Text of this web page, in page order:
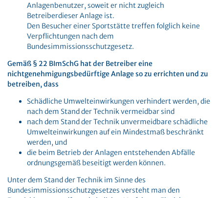
Anlagenbenutzer, soweit er nicht zugleich
Betreiberdieser Anlage ist.
Den Besucher einer Sportstätte treffen folglich keine
Verpflichtungen nach dem
Bundesimmissionsschutzgesetz.
Gemäß § 22 BImSchG hat der Betreiber eine
nichtgenehmigungsbedürftige Anlage so zu errichten und zu
betreiben, dass
Schädliche Umwelteinwirkungen verhindert werden, die
nach dem Stand der Technik vermeidbar sind
nach dem Stand der Technik unvermeidbare schädliche
Umwelteinwirkungen auf ein Mindestmaß beschränkt
werden, und
die beim Betrieb der Anlagen entstehenden Abfälle
ordnungsgemäß beseitigt werden können.
Unter dem Stand der Technik im Sinne des
Bundesimmissionsschutzgesetzes versteht man den